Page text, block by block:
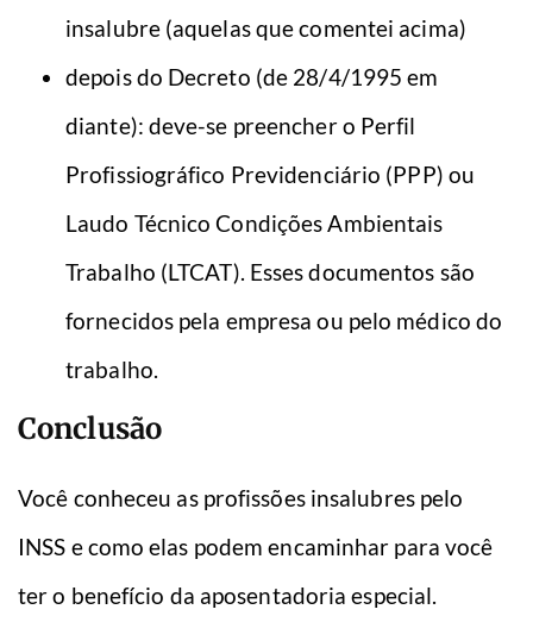
insalubre (aquelas que comentei acima)
depois do Decreto (de 28/4/1995 em
diante): deve-se preencher o Perfil
Profissiográfico Previdenciário (PPP) ou
Laudo Técnico Condições Ambientais
Trabalho (LTCAT). Esses documentos são
fornecidos pela empresa ou pelo médico do
trabalho.
Conclusão
Você conheceu as profissões insalubres pelo
INSS e como elas podem encaminhar para você
ter o benefício da aposentadoria especial.